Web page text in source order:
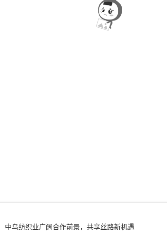
中乌纺织业广阔合作前景，共享丝路新机遇